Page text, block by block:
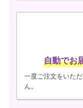
自動でお
一度ご注文をいた
ん。